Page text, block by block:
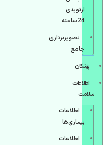
ارتوپدی
24ساعته
تصویربرداری
جامع
پزشكان
اطلاعات
سلامت
اطلاعات
بیماری‌ها
اطلاعات